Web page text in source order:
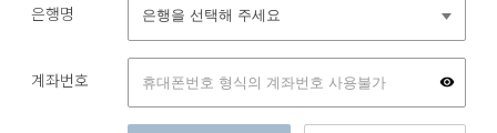
은행명
계좌번호